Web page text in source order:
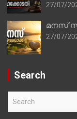
27/07/
മനസ്
27/07/
Search